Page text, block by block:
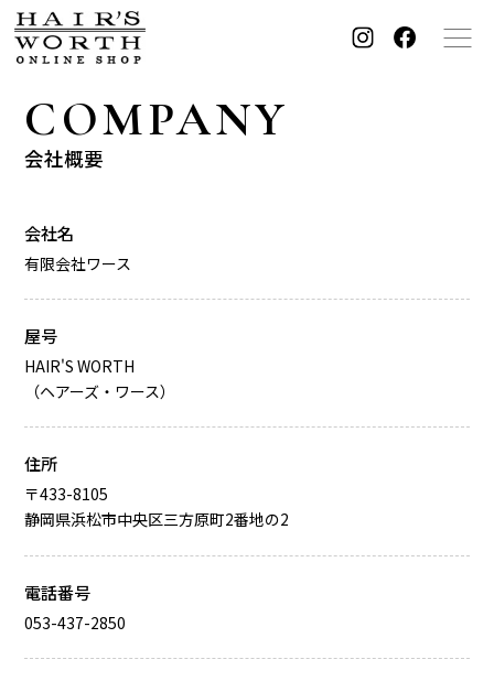
COMPANY
会社概要
会社名
有限会社ワース
屋号
HAIR'S WORTH
（ヘアーズ・ワース）
住所
〒433-8105
静岡県浜松市中央区三方原町2番地の2
電話番号
053-437-2850
Haircare
ヘアケア
Skincare
Supplement
Brand ブランドから探す
商品一覧
お買物の仕方
お問合せ